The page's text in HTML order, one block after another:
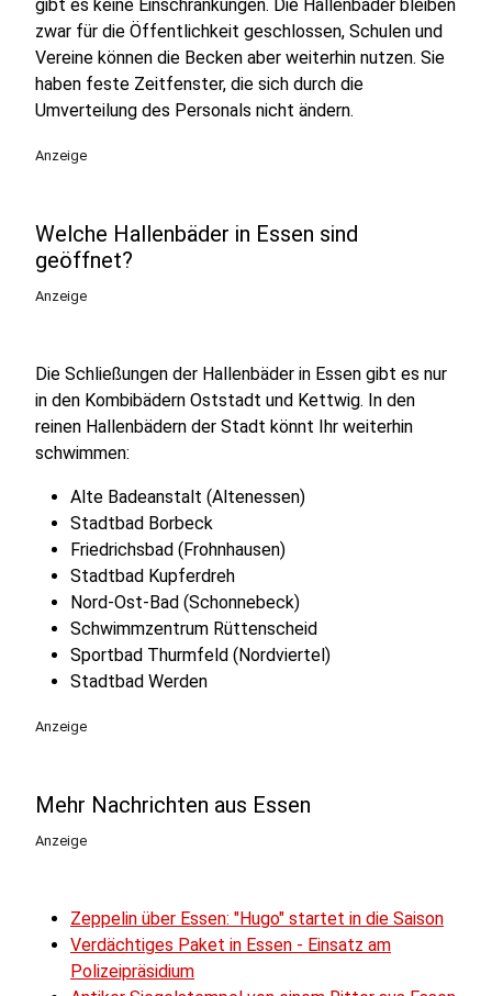
gibt es keine Einschränkungen. Die Hallenbäder bleiben
zwar für die Öffentlichkeit geschlossen, Schulen und
Vereine können die Becken aber weiterhin nutzen. Sie
haben feste Zeitfenster, die sich durch die
Umverteilung des Personals nicht ändern.
Anzeige
Welche Hallenbäder in Essen sind
geöffnet?
Anzeige
Die Schließungen der Hallenbäder in Essen gibt es nur
in den Kombibädern Oststadt und Kettwig. In den
reinen Hallenbädern der Stadt könnt Ihr weiterhin
schwimmen:
Alte Badeanstalt (Altenessen)
Stadtbad Borbeck
Friedrichsbad (Frohnhausen)
Stadtbad Kupferdreh
Nord-Ost-Bad (Schonnebeck)
Schwimmzentrum Rüttenscheid
Sportbad Thurmfeld (Nordviertel)
Stadtbad Werden
Anzeige
Mehr Nachrichten aus Essen
Anzeige
Zeppelin über Essen: "Hugo" startet in die Saison
Verdächtiges Paket in Essen - Einsatz am
Polizeipräsidium